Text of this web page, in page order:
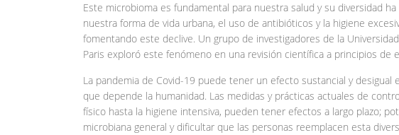
Este microbioma es fundamental para nuestra salud y su diversidad
nuestra forma de vida urbana, el uso de antibióticos y la higiene
fomentando este declive. Un grupo de investigadores de la
Paris exploró este fenómeno en una revisión científica a principios de
La pandemia de Covid-19 puede tener un efecto sustancial y
que depende la humanidad. Las medidas y prácticas actuales de
físico hasta la higiene intensiva, pueden tener efectos a largo plazo;
microbiana general y dificultar que las personas reemplacen esta